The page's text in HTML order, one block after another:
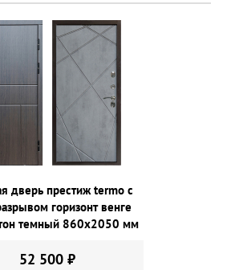
дверь престиж termo с
горизонт венге
темный 860х2050 мм
52 500 ₽